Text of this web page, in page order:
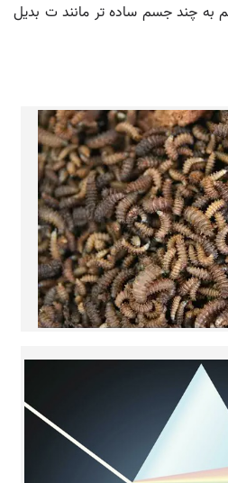
یک جسم به چند جسم ساده تر مانند ت بدیل